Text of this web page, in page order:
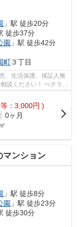
」駅 徒歩20分
徒歩37分
園 」駅 徒歩42分
町３丁目
、生活保護、保証人無
談ください！ べテラン
：3,000円 )
0ヶ月
マンション
」駅 徒歩8分
園 」駅 徒歩23分
徒歩30分